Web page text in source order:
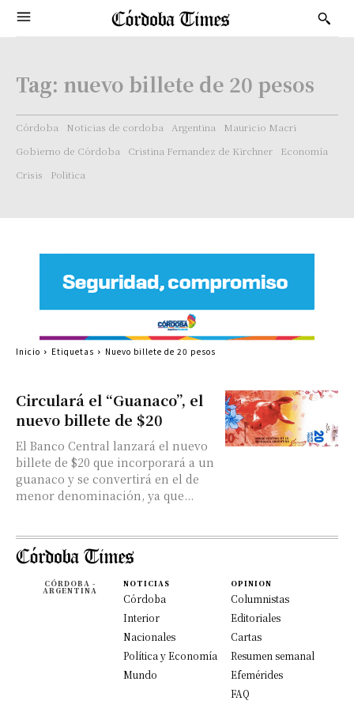
Tag: nuevo billete de 20 pesos
Córdoba Noticias de cordoba Argentina
Mauricio Macri
Gobierno de Córdoba
Cristina Fernandez de Kirchner
Economía
Crisis
Politica
Circulará el “Guanaco”, el
nuevo billete de $20
El Banco Central lanzará el nuevo
billete de $20 que incorporará a un
guanaco y se convertirá en el de
menor denominación, ya que...
Inicio Etiquetas Nuevo billete de 20 pesos
CÓRDOBA -
ARGENTINA
NOTICIAS
Córdoba
Interior
Nacionales
Política y Economía
Mundo
OPINION
Columnistas
Editoriales
Cartas
Resumen semanal
Efemérides
FAQ